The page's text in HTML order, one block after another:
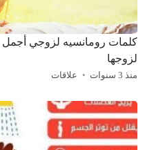
كلمات رومانسيه لزوجي
لزوجها
منذ 3 سنوات علاقات